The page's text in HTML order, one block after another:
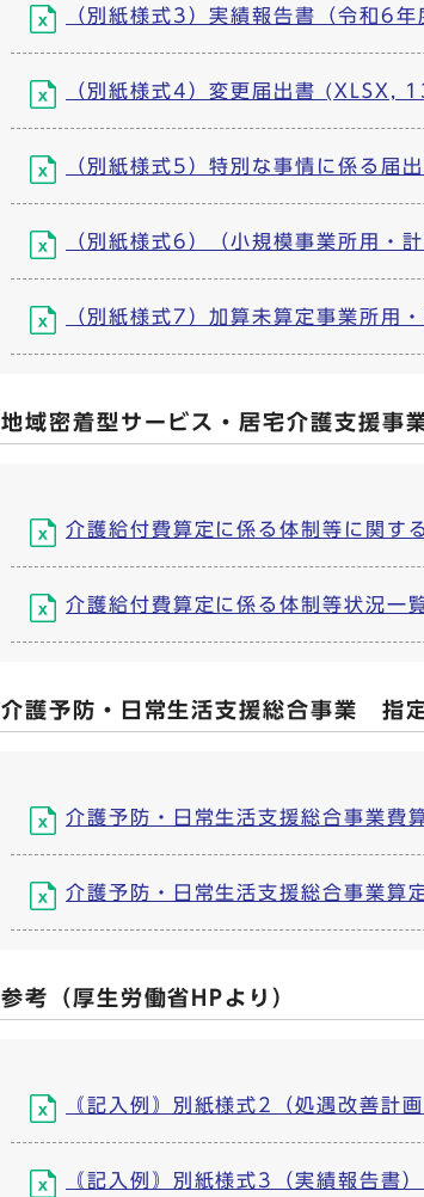
（別紙様式3）実績報告書（令和6
（別紙様式4）変更届出書 (XLSX,
（別紙様式5）特別な事情に係る
（別紙様式6）（小規模事業所用
（別紙様式7）加算未算定事業所
地域密着型サービス・居宅介護支援事
介護給付費算定に係る体制等に関
介護給付費算定に係る体制等状況
介護予防・日常生活支援総合事業 指
介護予防・日常生活支援総合事業
介護予防・日常生活支援総合事業
参考（厚生労働省HPより）
｟記入例｠別紙様式2（処遇改善
｟記入例｠別紙様式3（実績報告